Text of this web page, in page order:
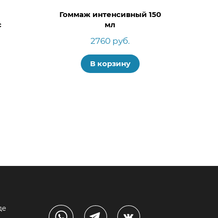
Гоммаж интенсивный 150
мл
2760 руб.
В корзину